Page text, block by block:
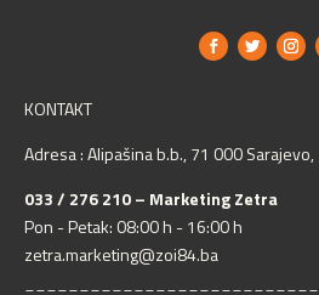
KONTAKT
Adresa : Alipašina b.b., 71 000 Sarajevo,
033 / 276 210 – Marketing Zetra
Pon - Petak: 08:00 h - 16:00 h
zetra.marketing@zoi84.ba